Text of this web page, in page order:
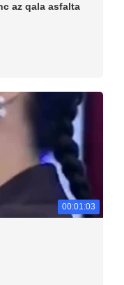
az qala asfalta
00:01:03